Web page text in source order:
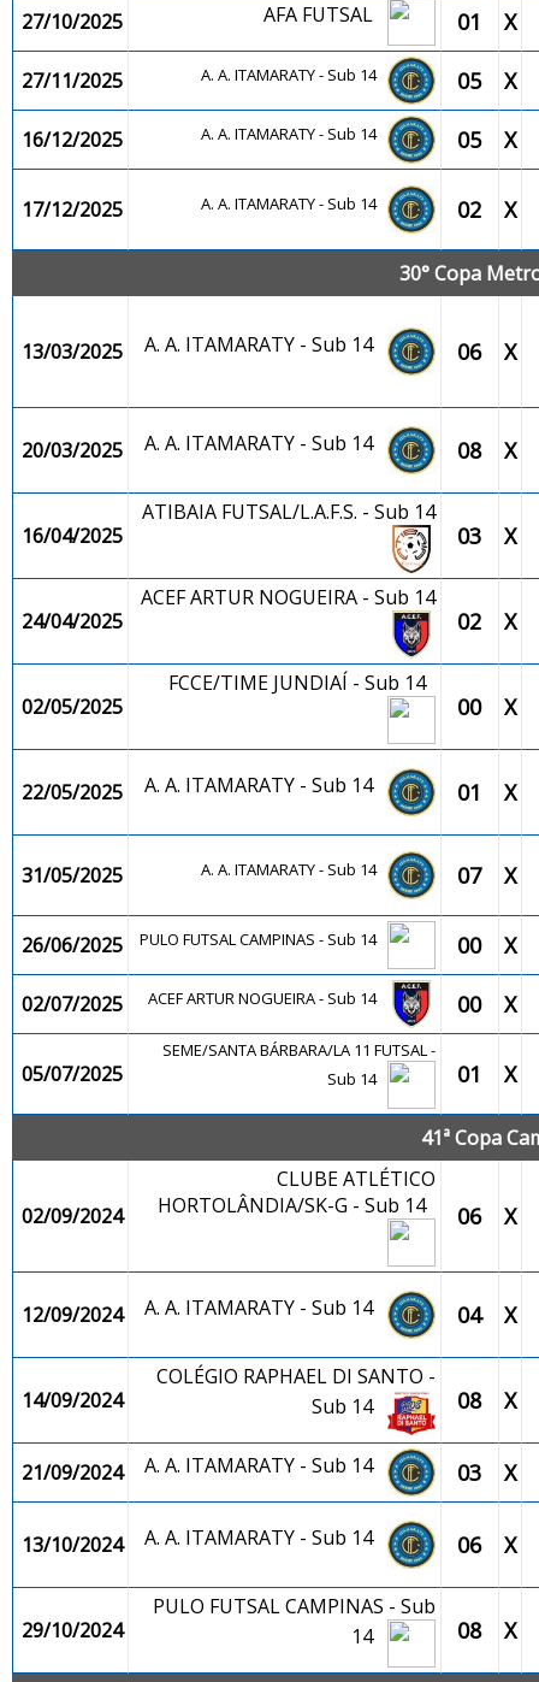
27/10/2025 AFA FUTSAL 01 X
27/11/2025 A. A. ITAMARATY - Sub 14 05 X
16/12/2025 A. A. ITAMARATY - Sub 14 05 X
17/12/2025 A. A. ITAMARATY - Sub 14 02 X
30° Copa
13/03/2025 A. A. ITAMARATY - Sub 14 06 X
20/03/2025 A. A. ITAMARATY - Sub 14 08 X
16/04/2025
ATIBAIA FUTSAL/L.A.F.S. - Sub 14
03 X
24/04/2025
ACEF ARTUR NOGUEIRA - Sub 14
02 X
02/05/2025
FCCE/TIME JUNDIAÍ - Sub 14
00 X
22/05/2025 A. A. ITAMARATY - Sub 14 01 X
31/05/2025 A. A. ITAMARATY - Sub 14 07 X
26/06/2025 PULO FUTSAL CAMPINAS - Sub 14 00 X
02/07/2025 ACEF ARTUR NOGUEIRA - Sub 14 00 X
05/07/2025
SEME/SANTA BÁRBARA/LA 11 FUTSAL -
Sub 14
01 X
41ª Copa
02/09/2024
CLUBE ATLÉTICO
HORTOLÂNDIA/SK-G - Sub 14
06 X
12/09/2024 A. A. ITAMARATY - Sub 14 04 X
14/09/2024
COLÉGIO RAPHAEL DI SANTO -
Sub 14
08 X
21/09/2024 A. A. ITAMARATY - Sub 14 03 X
13/10/2024 A. A. ITAMARATY - Sub 14 06 X
29/10/2024
PULO FUTSAL CAMPINAS - Sub
14
08 X